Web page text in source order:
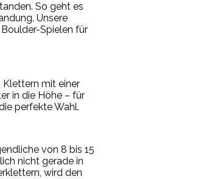
So geht es
Unsere
Spielen für
Klettern mit einer
in die Höhe – für
perfekte Wahl.
von 8 bis 15
nicht gerade in
wird den